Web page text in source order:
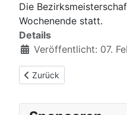
Die
Wochenende statt.
Details
Veröffentlicht: 07.
Vorheriger Beitrag:
Zurück